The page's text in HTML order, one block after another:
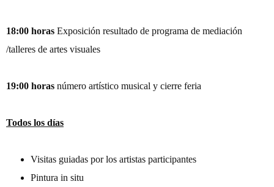
18:00 horas Exposición resultado de programa de mediación
/talleres de artes visuales
19:00 horas número artístico musical y cierre feria
Todos los días
Visitas guiadas por los artistas participantes
Pintura in situ